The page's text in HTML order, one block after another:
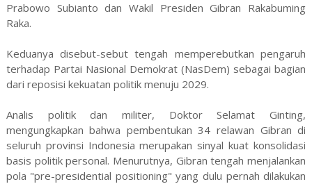
Prabowo Subianto dan Wakil Presiden Gibran Rakabuming
Raka.
Keduanya disebut-sebut tengah memperebutkan pengaruh
terhadap Partai Nasional Demokrat (NasDem) sebagai bagian
dari reposisi kekuatan politik menuju 2029.
Analis politik dan militer, Doktor Selamat Ginting,
mengungkapkan bahwa pembentukan 34 relawan Gibran di
seluruh provinsi Indonesia merupakan sinyal kuat konsolidasi
basis politik personal. Menurutnya, Gibran tengah menjalankan
pola "pre-presidential positioning" yang dulu pernah dilakukan